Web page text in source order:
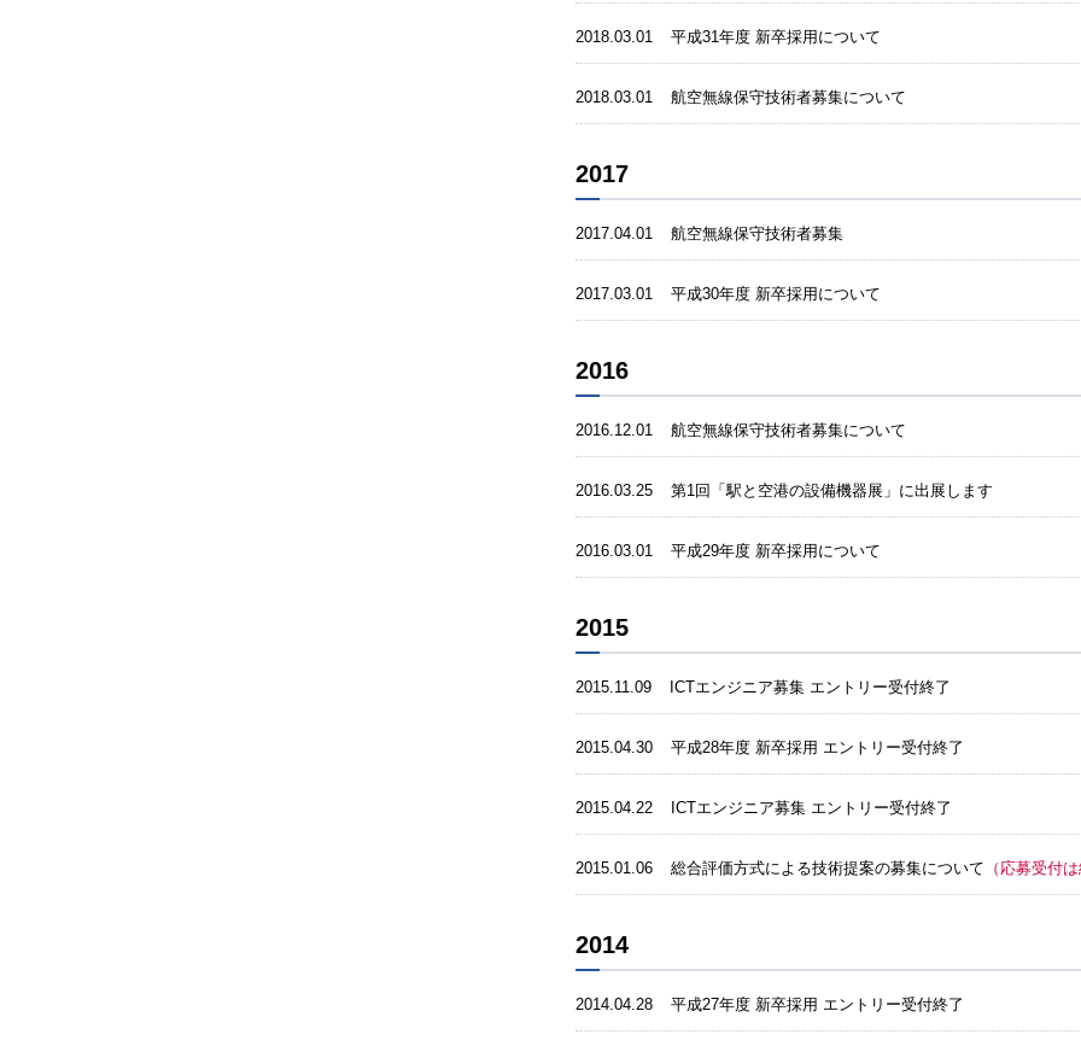
2018.03.01 平成31年度 新卒採用について
2018.03.01 航空無線保守技術者募集について
2017
2017.04.01 航空無線保守技術者募集
2017.03.01 平成30年度 新卒採用について
2016
2016.12.01 航空無線保守技術者募集について
2016.03.25 第1回「駅と空港の設備機器展」に出展します
2016.03.01 平成29年度 新卒採用について
2015
2015.11.09 ICTエンジニア募集 エントリー受付終了
2015.04.30 平成28年度 新卒採用 エントリー受付終了
2015.04.22 ICTエンジニア募集 エントリー受付終了
2015.01.06 総合評価方式による技術提案の募集について （応募受付
2014
2014.04.28 平成27年度 新卒採用 エントリー受付終了